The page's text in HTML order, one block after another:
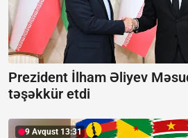
Prezident İlham Əliyev
təşəkkür etdi
9 Avqust 13:31